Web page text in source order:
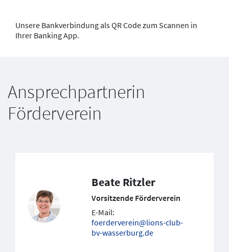
Unsere Bankverbindung als QR Code zum Scannen in
Ihrer Banking App.
Ansprechpartnerin
Förderverein
Beate Ritzler
Vorsitzende Förderverein
E-Mail:
foerderverein@lions-club-
bv-wasserburg.de